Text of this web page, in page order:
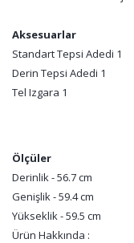
Aksesuarlar
Standart Tepsi Adedi 1
Derin Tepsi Adedi 1
Tel Izgara 1
Ölçüler
Derinlik - 56.7 cm
Genişlik - 59.4 cm
Yükseklik - 59.5 cm
Ürün Hakkında :